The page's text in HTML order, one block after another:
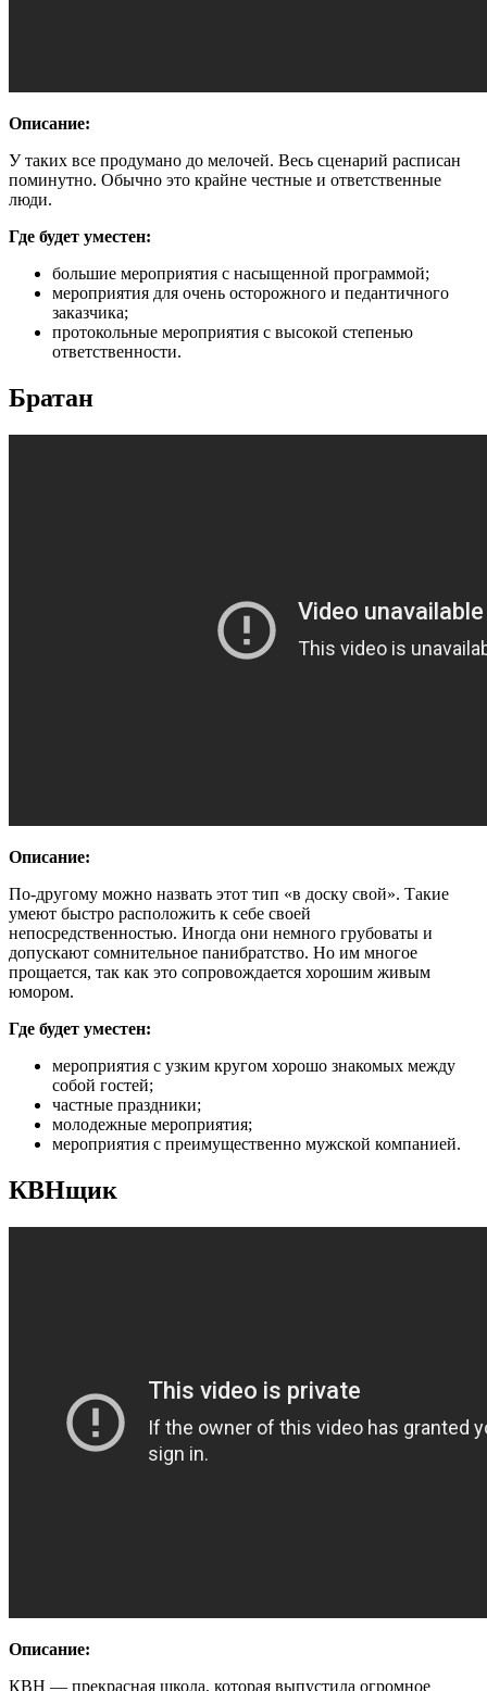
Описание:
У таких все продумано до мелочей. Весь сценарий расписан
поминутно. Обычно это крайне честные и ответственные
люди.
Где будет уместен:
большие мероприятия с насыщенной программой;
мероприятия для очень осторожного и педантичного
заказчика;
протокольные мероприятия с высокой степенью
ответственности.
Братан
Описание:
По-другому можно назвать этот тип «в доску свой». Такие
умеют быстро расположить к себе своей
непосредственностью. Иногда они немного грубоваты и
допускают сомнительное панибратство. Но им многое
прощается, так как это сопровождается хорошим живым
юмором.
Где будет уместен:
мероприятия с узким кругом хорошо знакомых между
собой гостей;
частные праздники;
молодежные мероприятия;
мероприятия с преимущественно мужской компанией.
КВНщик
Описание:
КВН — прекрасная школа, которая выпустила огромное